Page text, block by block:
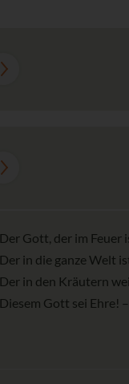
Der Gott, der im Feuer
Der in die ganze Welt
Der in den Kräutern
Diesem Gott sei Ehre!